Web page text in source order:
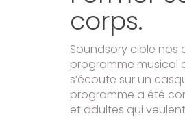
corps.
Soundsory cible
programme musical
s’écoute sur un
programme a été
et adultes qui